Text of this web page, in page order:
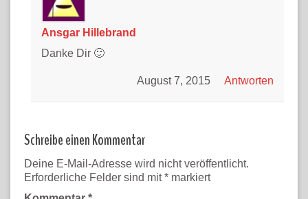
Ansgar Hillebrand
Danke Dir 🙂
Antworten
August 7, 2015
Schreibe einen Kommentar
Deine E-Mail-Adresse wird nicht veröffentlicht.
Erforderliche Felder sind mit* markiert